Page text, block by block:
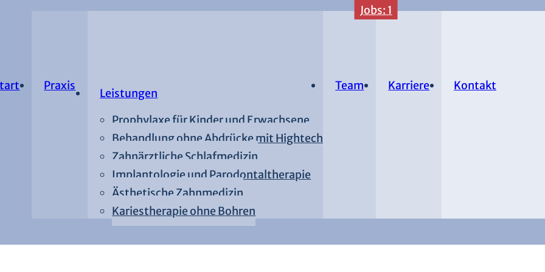
Praxis
Leistungen
Prophylaxe für Kinder und Erwachsene
Behandlung ohne Abdrücke mit Hightech
Zahnärztliche Schlafmedizin
Implantologie und Parodontaltherapie
Ästhetische Zahnmedizin
Kariestherapie ohne Bohren
Team
Jobs: 1
Karriere Kontakt